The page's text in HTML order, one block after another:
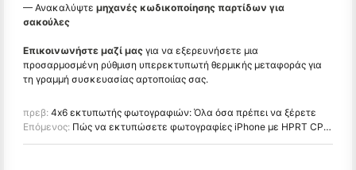
— Ανακαλύψτε μηχανές κωδικοποίησης παρτίδων για
σακούλες
Επικοινωνήστε μαζί μας για να εξερευνήσετε μια
προσαρμοσμένη ρύθμιση υπερεκτυπωτή θερμικής μεταφοράς για
τη γραμμή συσκευασίας αρτοποιίας σας.
πρεβ: 4x6 εκτυπωτής φωτογραφιών: Όλα όσα πρέπει να ξέρετε
Επόμενος: Πώς να εκτυπώσετε φωτογραφίες iPhone με HPRT CP4100